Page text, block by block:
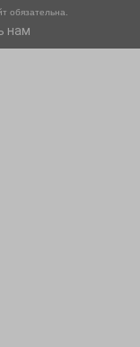
обязательна.
нам